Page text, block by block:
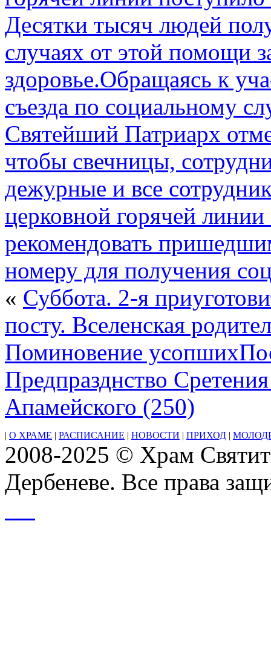
Десятки тысяч людей
случаях от этой помощи
здоровье.Обращаясь к
съезда по социальному
Святейший Патриарх
чтобы свечницы,
дежурные и все
церковной горячей
рекомендовать
номеру для получения
« Суббота. 2-я
посту. Вселенская
Поминовение
Предпразднство
Апамейского (250)
| О ХРАМЕ | РАСПИСАНИЕ | НОВОСТИ | ПРИХОД |
2008-2025 © Храм
Дербеневе. Все права